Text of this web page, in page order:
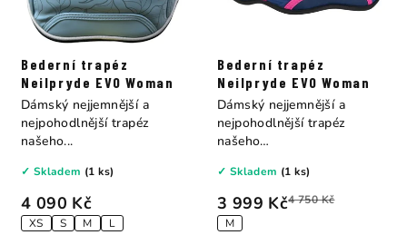
Bederní trapéz
Neilpryde EVO Woman
4 090 Kč
XS S M L
✓ Skladem (1 ks)
Dámský nejjemnější a
nejpohodlnější trapéz
našeho...
Bederní trapéz
Neilpryde EVO Woman
3 999 Kč4 750 Kč
M
✓ Skladem (1 ks)
Dámský nejjemnější a
nejpohodlnější trapéz
našeho